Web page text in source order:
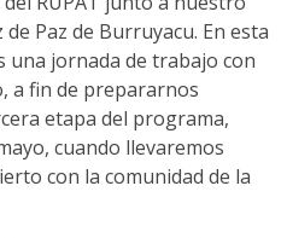
Paz de Burruyacu. En esta
jornada de trabajo con
a fin de prepararnos
etapa del programa,
cuando llevaremos
con la comunidad de la